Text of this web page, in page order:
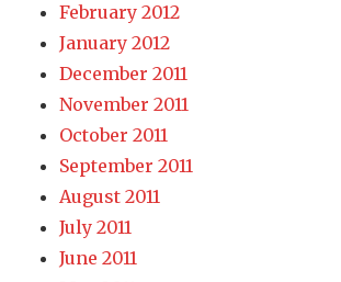
February 2012
January 2012
December 2011
November 2011
October 2011
September 2011
August 2011
July 2011
June 2011